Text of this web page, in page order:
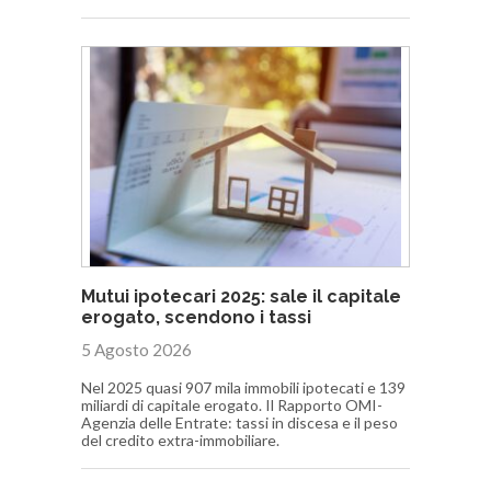
Mutui ipotecari 2025: sale il capitale
erogato, scendono i tassi
5 Agosto 2026
Nel 2025 quasi 907 mila immobili ipotecati e 139
miliardi di capitale erogato. Il Rapporto OMI-
Agenzia delle Entrate: tassi in discesa e il peso
del credito extra-immobiliare.